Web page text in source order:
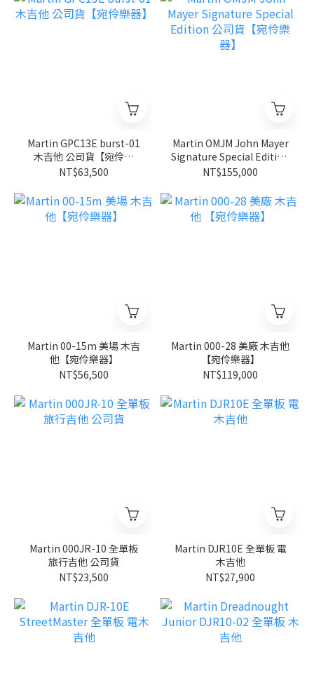
Martin GPC13E burst-01
木吉他 公司貨【宛伶樂
器】
NT$63,500
Martin OMJM John Mayer
Signature Special Edition
公司貨【宛伶樂器】
NT$155,000
Martin 00-15m 美場 木吉
他【宛伶樂器】
NT$56,500
Martin 000-28 美廠 木吉他
【宛伶樂器】
NT$119,000
Martin 000JR-10 全單板
旅行吉他 公司貨
NT$23,500
Martin DJR10E 全單板 電
木吉他
NT$27,900